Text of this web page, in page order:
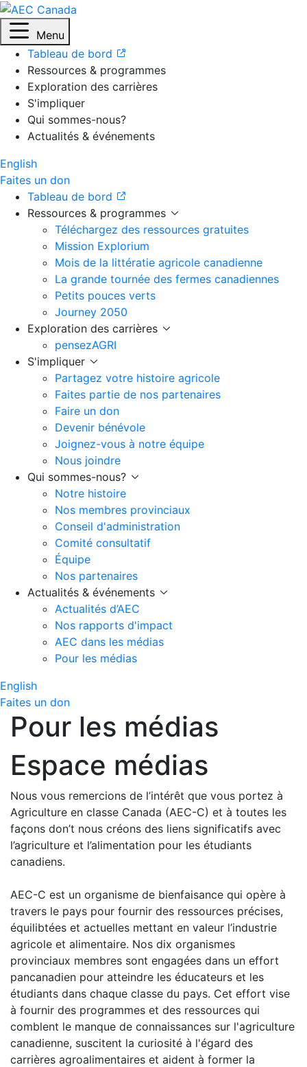
Menu
Tableau de bord
Ressources & programmes
Exploration des carrières
S'impliquer
Qui sommes-nous?
Actualités & événements
English
Faites un don
Tableau de bord
Ressources & programmes
Téléchargez des ressources gratuites
Mission Explorium
Mois de la littératie agricole canadienne
La grande tournée des fermes canadiennes
Petits pouces verts
Journey 2050
Exploration des carrières
pensezAGRI
S'impliquer
Partagez votre histoire agricole
Faites partie de nos partenaires
Faire un don
Devenir bénévole
Joignez-vous à notre équipe
Nous joindre
Qui sommes-nous?
Notre histoire
Nos membres provinciaux
Conseil d'administration
Comité consultatif
Équipe
Nos partenaires
Actualités & événements
Actualités d’AEC
Nos rapports d'impact
AEC dans les médias
Pour les médias
English
Faites un don
Pour les médias
Espace médias
Nous vous remercions de l’intérêt que vous portez à
Agriculture en classe Canada (AEC-C) et à toutes les
façons don’t nous créons des liens significatifs avec
l’agriculture et l’alimentation pour les étudiants
canadiens.
AEC-C est un organisme de bienfaisance qui opère à
travers le pays pour fournir des ressources précises,
équilibtées et actuelles mettant en valeur l’industrie
agricole et alimentaire. Nos dix organismes
provinciaux membres sont engagées dans un effort
pancanadien pour atteindre les éducateurs et les
étudiants dans chaque classe du pays. Cet effort vise
à fournir des programmes et des ressources qui
comblent le manque de connaissances sur l'agriculture
canadienne, suscitent la curiosité à l'égard des
carrières agroalimentaires et aident à former la